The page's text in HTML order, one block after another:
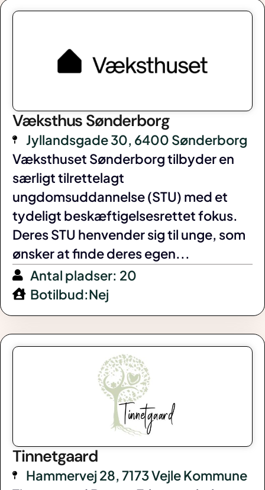
Væksthus Sønderborg
Jyllandsgade 30, 6400 Sønderborg
Væksthuset Sønderborg tilbyder en
særligt tilrettelagt
ungdomsuddannelse (STU) med et
tydeligt beskæftigelsesrettet fokus.
Deres STU henvender sig til unge, som
ønsker at finde deres egen...
Antal pladser: 20
Botilbud:Nej
Tinnetgaard
Hammervej 28, 7173 Vejle Kommune